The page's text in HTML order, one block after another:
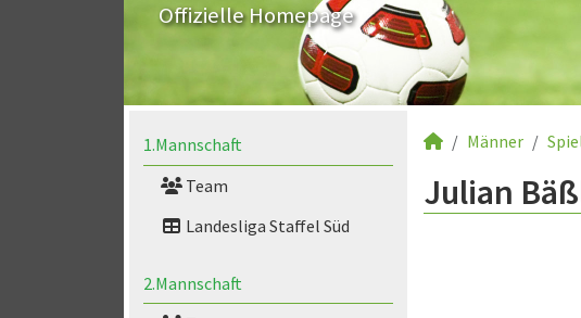
Offizielle Homepage
1.Mannschaft
Team
Landesliga Staffel Süd
2.Mannschaft
Männer
Julian